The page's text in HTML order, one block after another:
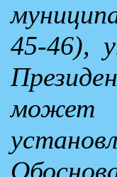
45-46),
может